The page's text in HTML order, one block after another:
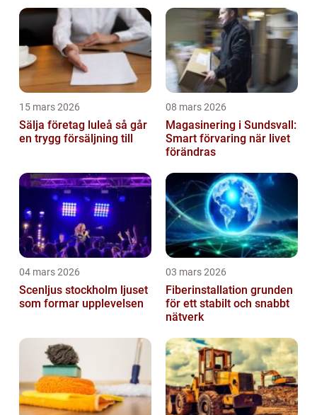
investering
15 mars 2026
Sälja företag luleå så går
en trygg försäljning till
08 mars 2026
Magasinering i Sundsvall:
Smart förvaring när livet
förändras
04 mars 2026
Scenljus stockholm ljuset
som formar upplevelsen
03 mars 2026
Fiberinstallation grunden
för ett stabilt och snabbt
nätverk